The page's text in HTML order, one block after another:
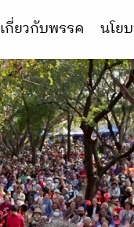
เกี่ยวกับพรรค นโย